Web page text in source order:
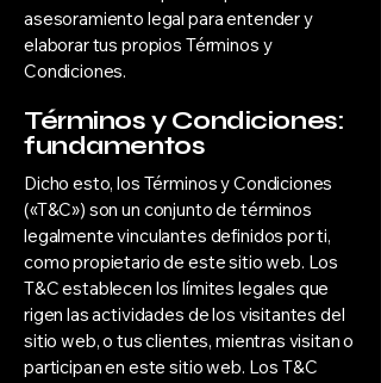
asesoramiento legal para entender y
elaborar tus propios Términos y
Condiciones.
Términos y Condiciones:
fundamentos
Dicho esto, los Términos y Condiciones
(«T&C») son un conjunto de términos
legalmente vinculantes definidos por ti,
como propietario de este sitio web. Los
T&C establecen los límites legales que
rigen las actividades de los visitantes del
sitio web, o tus clientes, mientras visitan o
participan en este sitio web. Los T&C